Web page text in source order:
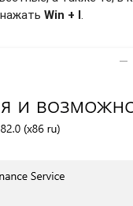
нажатьWin + I